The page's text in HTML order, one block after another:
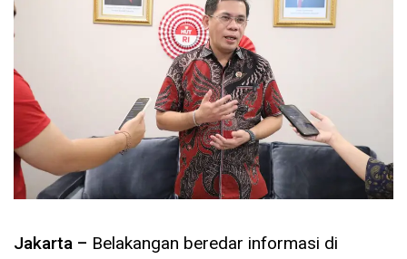
Jakarta – Belakangan beredar informasi di